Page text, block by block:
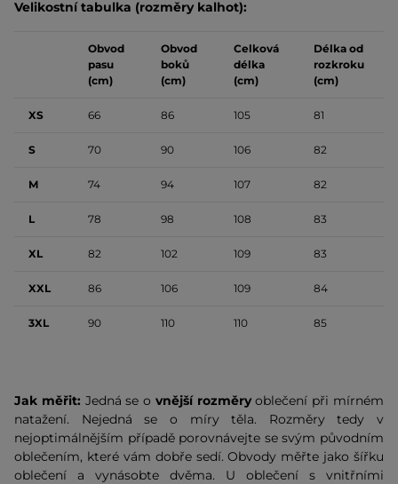
Velikostní tabulka (rozměry kalhot):
Obvod
pasu
(cm)
Obvod
boků
(cm)
Celková
délka
(cm)
Délka od
rozkroku
(cm)
XS 66 86 105 81
S 70 90 106 82
M 74 94 107 82
L 78 98 108 83
XL 82 102 109 83
XXL 86 106 109 84
3XL 90 110 110 85
Jak měřit: Jedná se o vnější rozměryoblečení při mírném
natažení. Nejedná se o míry těla. Rozměry tedy v
nejoptimálnějším případě porovnávejte se svým původním
oblečením, které vám dobře sedí. Obvody měřte jako šířku
oblečení a vynásobte dvěma. U oblečení s vnitřními